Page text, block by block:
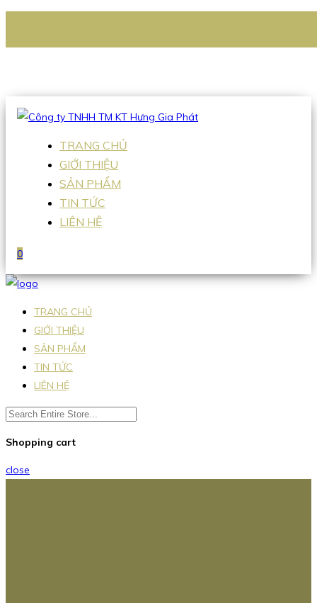
Hotline:0938 336 079
TRANG CHỦ
GIỚI THIỆU
SẢN PHẨM
TIN TỨC
LIÊN HỆ
0
TRANG CHỦ
GIỚI THIỆU
SẢN PHẨM
TIN TỨC
LIÊN HỆ
Shopping cart
close